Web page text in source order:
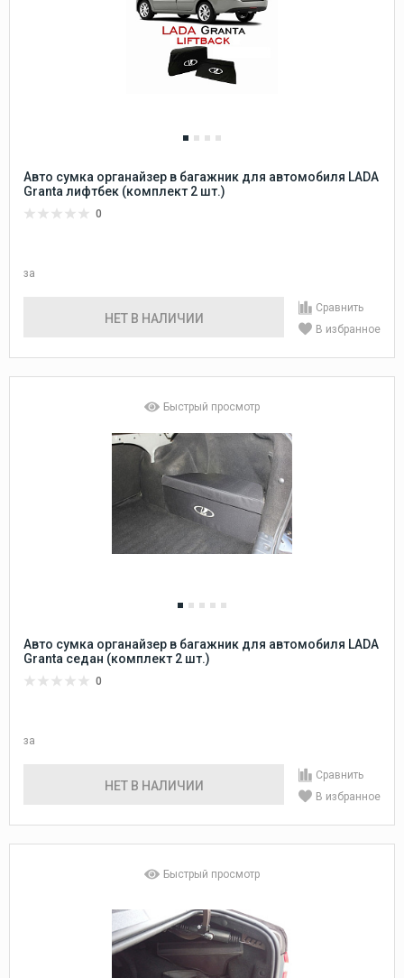
Авто сумка органайзер в багажник для автомобиля LADA
Granta лифтбек (комплект 2 шт.)
0
за
НЕТ В НАЛИЧИИ
Сравнить
В избранное
Быстрый просмотр
Авто сумка органайзер в багажник для автомобиля LADA
Granta седан (комплект 2 шт.)
0
за
НЕТ В НАЛИЧИИ
Сравнить
В избранное
Быстрый просмотр